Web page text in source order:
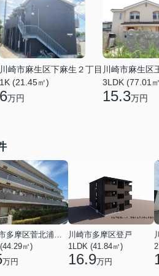
川崎市麻生区下麻生２丁目
1K (21.45㎡)
6万円
川崎市麻生区
3LDK (77.01
15.3万円
川崎市多摩区菅北浦２丁目
㎡)
万円
川崎市多摩区登戸
1LDK (41.84㎡)
16.9万円